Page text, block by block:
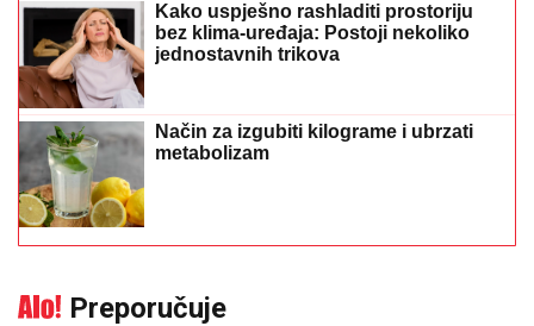
Kako uspješno rashladiti prostoriju
bez klima-uređaja: Postoji nekoliko
jednostavnih trikova
Način za izgubiti kilograme i ubrzati
metabolizam
Preporučuje